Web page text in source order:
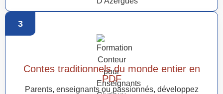
3
Contes traditionnels du monde entier en
PDF
Parents, enseignants ou passionnés, développez